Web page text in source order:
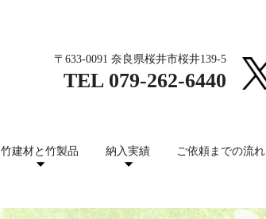
竹建材と竹製品 納入実績 ご依頼までの流れ
〒633-0091 奈良県桜井市桜井139-5
TEL 079-262-6440